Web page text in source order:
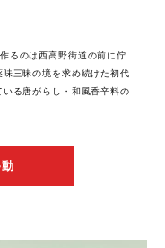
るのは西高野街道の前に佇
三昧の境を求め続けた初代
る唐がらし・和風香辛料の